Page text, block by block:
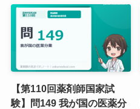
【第110回薬剤師国家試
験】問149 我が国の医薬分